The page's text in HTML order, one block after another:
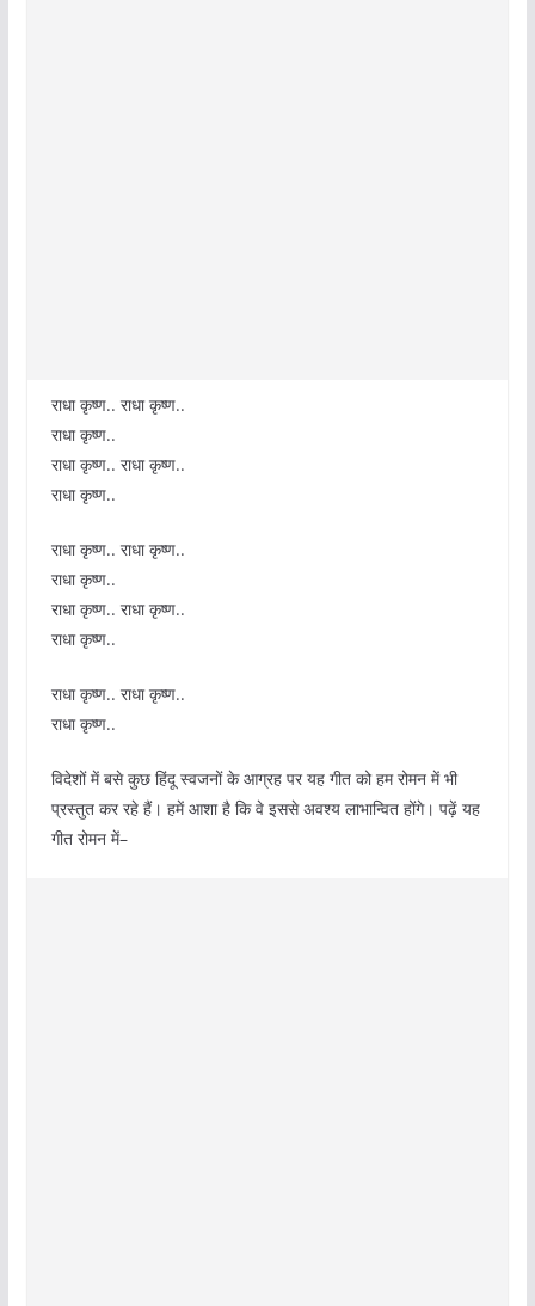
राधा कृष्ण.. राधा कृष्ण..
राधा कृष्ण..
राधा कृष्ण.. राधा कृष्ण..
राधा कृष्ण..
राधा कृष्ण.. राधा कृष्ण..
राधा कृष्ण..
राधा कृष्ण.. राधा कृष्ण..
राधा कृष्ण..
राधा कृष्ण.. राधा कृष्ण..
राधा कृष्ण..
विदेशों में बसे कुछ हिंदू स्वजनों के आग्रह पर यह गीत को हम रोमन में भी
प्रस्तुत कर रहे हैं। हमें आशा है कि वे इससे अवश्य लाभान्वित होंगे। पढ़ें यह
गीत रोमन में–